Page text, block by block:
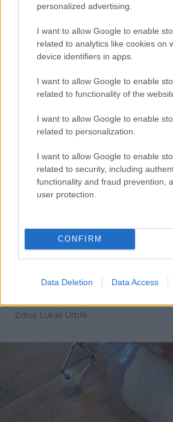
personalized advertising.
I want to allow Google to enable
related to analytics like cookies on
device identifiers in apps.
I want to allow Google to enable
related to functionality of the
I want to allow Google to enable
related to personalization.
I want to allow Google to enable
related to security, including
functionality and fraud prevention,
user protection.
CONFIRM
Data Deletion Data Access
spôsobe) odstránime vyznačenú
Lukáš Urblík
Zdroj: Lukáš Urblík